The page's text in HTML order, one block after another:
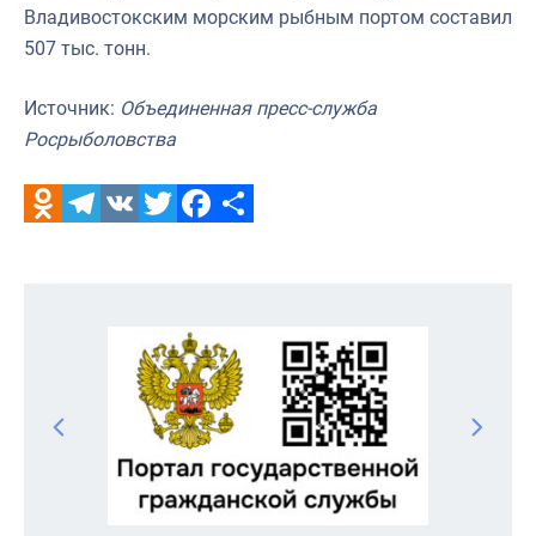
Владивостокским морским рыбным портом составил
507 тыс. тонн.
Источник: Объединенная пресс-служба
Росрыболовства